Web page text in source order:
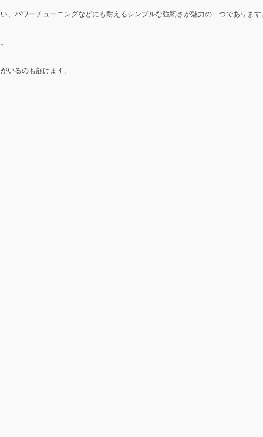
パワーチューニングなどにも耐えるシンプルな強靭さが魅力の一つであります
いるのも頷けます。